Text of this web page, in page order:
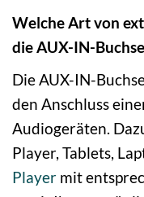
Welche Art von
die AUX-IN-
Die AUX-IN-
den Anschluss
Audiogeräten.
Player, Tablets,
Player mit